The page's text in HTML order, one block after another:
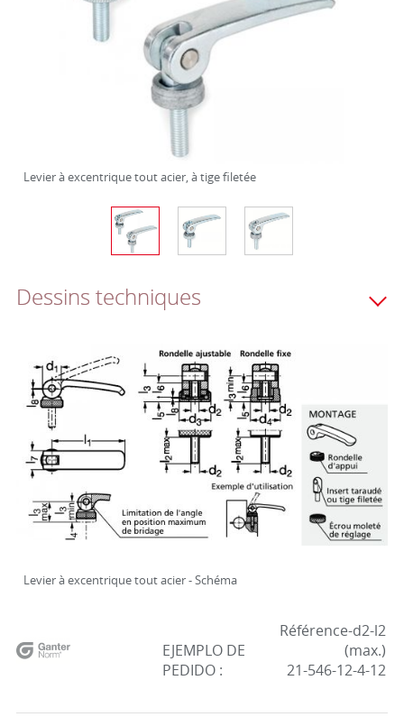
Levier à excentrique tout acier, à tige filetée
Dessins techniques
Levier à excentrique tout acier - Schéma
EJEMPLO DE
PEDIDO :
Référence-d2-l2
(max.)
21-546-12-4-12